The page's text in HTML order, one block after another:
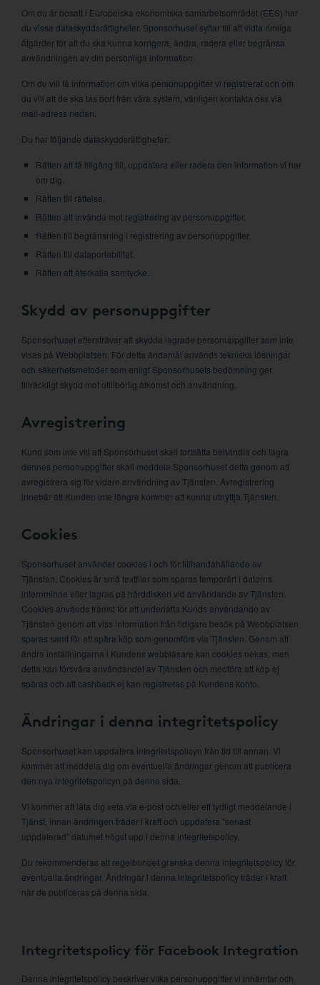
Om du är bosatt i Europeiska ekonomiska samarbetsområdet (EES) har
du vissa dataskyddsrättigheter. Sponsorhuset syftar till att vidta rimliga
åtgärder för att du ska kunna korrigera, ändra, radera eller begränsa
användningen av din personliga information.
Om du vill få information om vilka personuppgifter vi registrerat och om
du vill att de ska tas bort från våra system, vänligen kontakta oss via
mail-adress nedan.
Du har följande dataskyddsrättigheter:
Rätten att få tillgång till, uppdatera eller radera den information vi har
om dig.
Rätten till rättelse.
Rätten att invända mot registrering av personuppgifter.
Rätten till begränsning i registrering av personuppgifter.
Rätten till dataportabilitet.
Rätten att återkalla samtycke.
Skydd av personuppgifter
Sponsorhuset eftersträvar att skydda lagrade personuppgifter som inte
visas på Webbplatsen. För detta ändamål används tekniska lösningar
och säkerhetsmetoder som enligt Sponsorhusets bedömning ger
tillräckligt skydd mot otillbörlig åtkomst och användning.
Avregistrering
Kund som inte vill att Sponsorhuset skall fortsätta behandla och lagra
dennes personuppgifter skall meddela Sponsorhuset detta genom att
avregistrera sig för vidare användning av Tjänsten. Avregistrering
innebär att Kunden inte längre kommer att kunna utnyttja Tjänsten.
Cookies
Sponsorhuset använder cookies i och för tillhandahållande av
Tjänsten. Cookies är små textfiler som sparas temporärt i datorns
internminne eller lagras på hårddisken vid användande av Tjänsten.
Cookies används främst för att underlätta Kunds användande av
Tjänsten genom att viss information från tidigare besök på Webbplatsen
sparas samt för att spåra köp som genomförs via Tjänsten. Genom att
ändra inställningarna i Kundens webbläsare kan cookies nekas, men
detta kan försvåra användandet av Tjänsten och medföra att köp ej
spåras och att cashback ej kan registreras på Kundens konto.
Ändringar i denna integritetspolicy
Sponsorhuset kan uppdatera integritetspolicyn från tid till annan. Vi
kommer att meddela dig om eventuella ändringar genom att publicera
den nya integritetspolicyn på denna sida.
Vi kommer att låta dig veta via e-post och/eller ett tydligt meddelande i
Tjänst, innan ändringen träder i kraft och uppdatera "senast
uppdaterad" datumet högst upp i denna integritetspolicy.
Du rekommenderas att regelbundet granska denna integritetspolicy för
eventuella ändringar. Ändringar i denna integritetspolicy träder i kraft
när de publiceras på denna sida.
Integritetspolicy för Facebook Integration
Denna integritetspolicy beskriver vilka personuppgifter vi inhämtar och